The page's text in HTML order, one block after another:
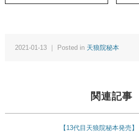
2021-01-13 ｜ Posted in 天狼院秘本
関連記事
【13代目天狼院秘本発売